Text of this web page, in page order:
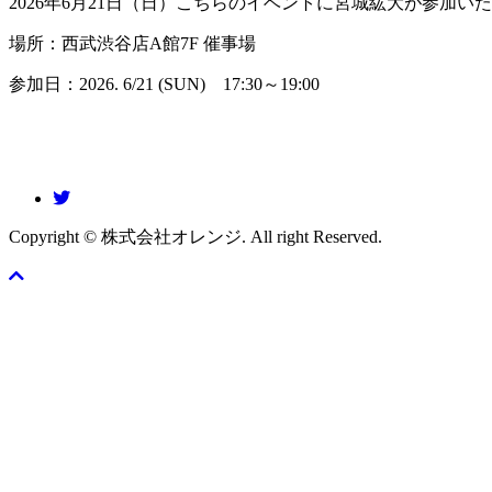
場所：西武渋谷店A館7F 催事場
参加日：2026. 6/21 (SUN) 17:30～19:00
Copyright © 株式会社オレンジ. All right Reserved.